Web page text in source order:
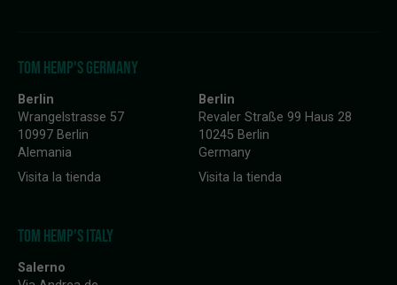
TOM HEMP'S GERMANY
Berlin
Wrangelstrasse 57
10997 Berlin
Alemania
Visita la tienda
Berlin
Revaler Straße 99 Haus 28
10245 Berlin
Germany
Visita la tienda
TOM HEMP'S ITALY
Salerno